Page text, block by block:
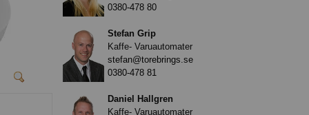
0380-478 80
Stefan Grip
Kaffe- Varuautomater
stefan@torebrings.se
0380-478 81
Daniel Hallgren
Kaffe- Varuautomater